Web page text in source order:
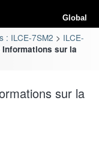
Global
: ILCE-7SM2
ILCE-
Informations sur la
sur la